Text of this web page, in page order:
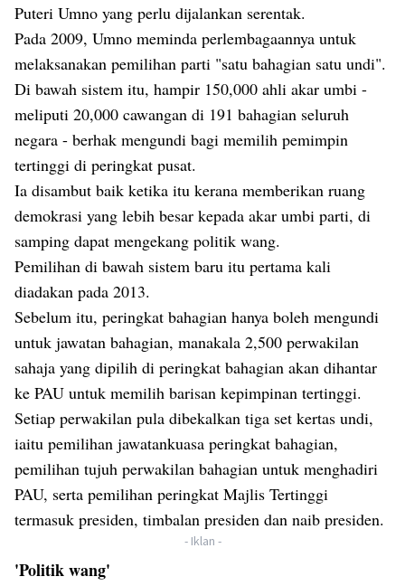
Puteri Umno yang perlu dijalankan serentak.
Pada 2009, Umno meminda perlembagaannya untuk
melaksanakan pemilihan parti "satu bahagian satu undi".
Di bawah sistem itu, hampir 150,000 ahli akar umbi -
meliputi 20,000 cawangan di 191 bahagian seluruh
negara - berhak mengundi bagi memilih pemimpin
tertinggi di peringkat pusat.
Ia disambut baik ketika itu kerana memberikan ruang
demokrasi yang lebih besar kepada akar umbi parti, di
samping dapat mengekang politik wang.
Pemilihan di bawah sistem baru itu pertama kali
diadakan pada 2013.
Sebelum itu, peringkat bahagian hanya boleh mengundi
untuk jawatan bahagian, manakala 2,500 perwakilan
sahaja yang dipilih di peringkat bahagian akan dihantar
ke PAU untuk memilih barisan kepimpinan tertinggi.
Setiap perwakilan pula dibekalkan tiga set kertas undi,
iaitu pemilihan jawatankuasa peringkat bahagian,
pemilihan tujuh perwakilan bahagian untuk menghadiri
PAU, serta pemilihan peringkat Majlis Tertinggi
termasuk presiden, timbalan presiden dan naib presiden.
- Iklan -
'Politik wang'